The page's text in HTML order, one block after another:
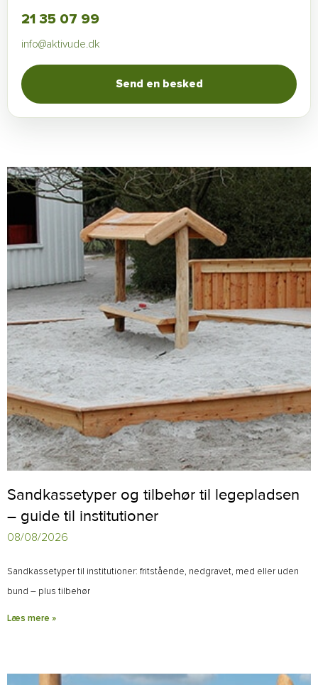
21 35 07 99
info@aktivude.dk
Send en besked
Sandkassetyper og tilbehør til legepladsen
– guide til institutioner
08/08/2026
Sandkassetyper til institutioner: fritstående, nedgravet, med eller uden
bund – plus tilbehør
Læs mere »